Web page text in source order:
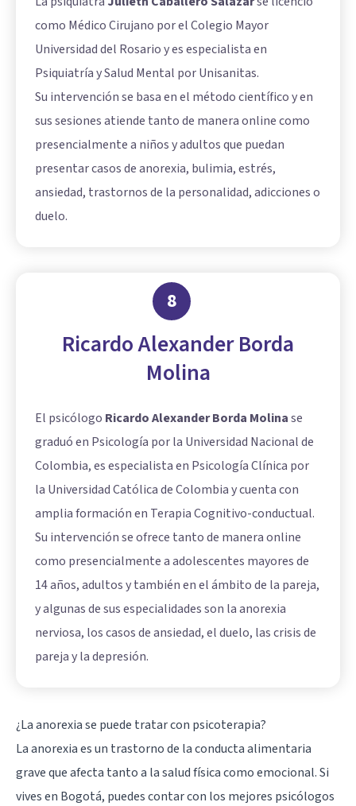
como Médico Cirujano por el Colegio Mayor
Universidad del Rosario y es especialista en
Psiquiatría y Salud Mental por Unisanitas.
Su intervención se basa en el método científico y en
sus sesiones atiende tanto de manera online como
presencialmente a niños y adultos que puedan
presentar casos de anorexia, bulimia, estrés,
ansiedad, trastornos de la personalidad, adicciones o
duelo.
8
Ricardo Alexander Borda
Molina
El psicólogo Ricardo Alexander Borda Molinase
graduó en Psicología por la Universidad Nacional de
Colombia, es especialista en Psicología Clínica por
la Universidad Católica de Colombia y cuenta con
amplia formación en Terapia Cognitivo-conductual.
Su intervención se ofrece tanto de manera online
como presencialmente a adolescentes mayores de
14 años, adultos y también en el ámbito de la pareja,
y algunas de sus especialidades son la anorexia
nerviosa, los casos de ansiedad, el duelo, las crisis de
pareja y la depresión.
¿La anorexia se puede tratar con psicoterapia?
La anorexia es un trastorno de la conducta alimentaria
grave que afecta tanto a la salud física como emocional. Si
vives en Bogotá, puedes contar con los mejores psicólogos